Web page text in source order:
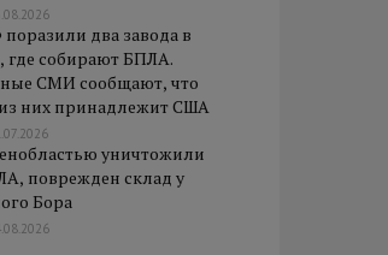
два завода в
где собирают БПЛА.
СМИ сообщают, что
них принадлежит США
уничтожили
поврежден склад у
Бора